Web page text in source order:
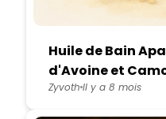
Huile de Bain
d'Avoine et
Zyvoth Il y a 8 mois